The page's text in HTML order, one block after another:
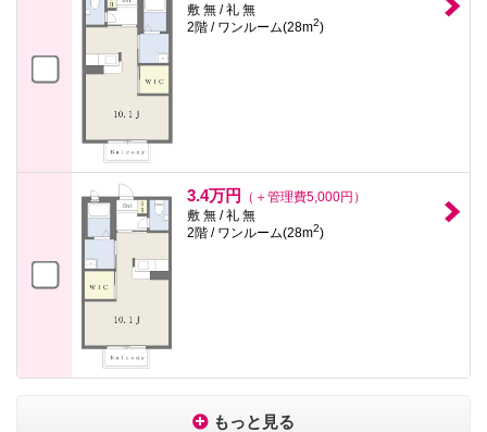
敷 無 / 礼 無
2階 / ワンルーム(28m2)
3.4万円
（＋管理費5,000円）
敷 無 / 礼 無
2階 / ワンルーム(28m2)
もっと見る